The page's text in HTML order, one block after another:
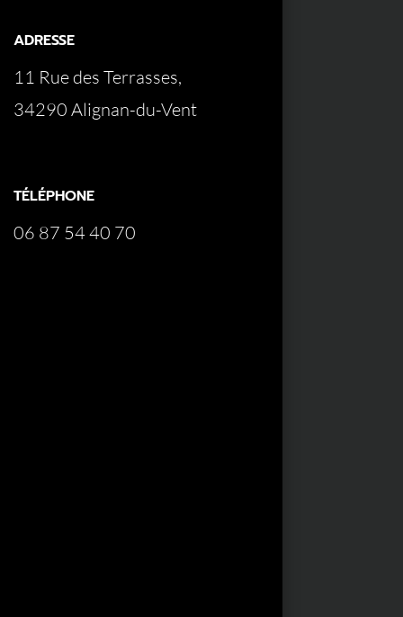
ADRESSE
11 Rue des Terrasses,
34290 Alignan-du-Vent
TÉLÉPHONE
06 87 54 40 70